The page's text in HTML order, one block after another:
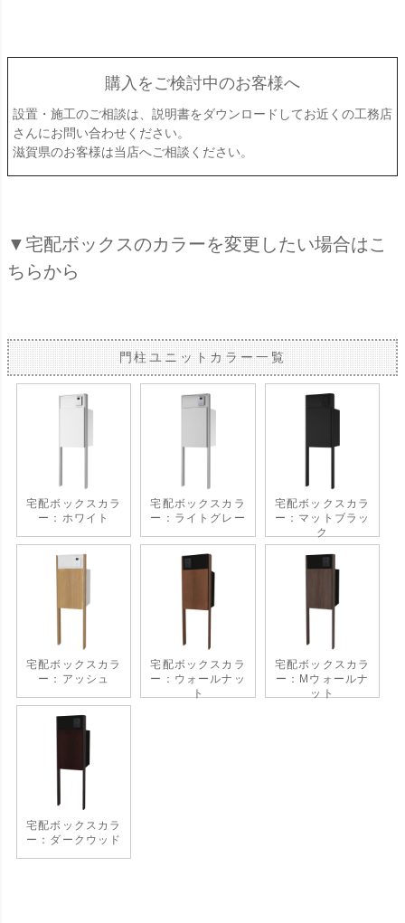
購入をご検討中のお客様へ
設置・施工のご相談は、説明書をダウンロードしてお近くの工務店
さんにお問い合わせください。
滋賀県のお客様は当店へご相談ください。
▼宅配ボックスのカラーを変更したい場合はこ
ちらから
門柱ユニットカラー一覧
宅配ボックスカラ
ー：ホワイト
宅配ボックスカラ
ー：ライトグレー
宅配ボックスカラ
ー：マットブラッ
ク
宅配ボックスカラ
ー：アッシュ
宅配ボックスカラ
ー：ウォールナッ
ト
宅配ボックスカラ
ー：Mウォールナ
ット
宅配ボックスカラ
ー：ダークウッド